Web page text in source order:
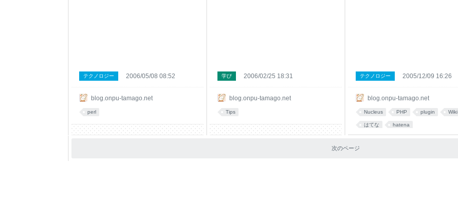
blog.onpu-tamago.net
テクノロジー 2006/05/08 08:52
perl
blog.onpu-tamago.net
学び 2006/02/25 18:31
Tips
blog.onpu-tamago.net
テクノロジー 2005/12/09 16:26
Nucleus PHP plugin Wiki
はてな hatena
次のページ